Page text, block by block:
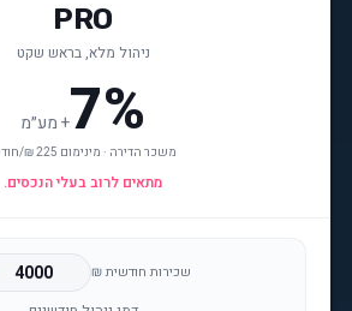
PRO
ניהול מלא, בראש שקט
7%
+מע״מ
משכר הדירה · מינימום 225 ₪/חודש
מתאים לרוב בעלי הנכסים.
שכירות חודשית ₪